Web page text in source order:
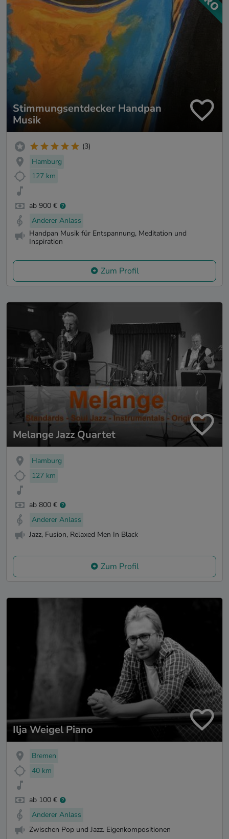
Stimmungsentdecker Handpan
Musik
(3)
Hamburg
127 km
ab 900 €
Anderer Anlass
Handpan Musik für Entspannung, Meditation und
Inspiration
Zum Profil
Melange Jazz Quartet
Hamburg
127 km
ab 800 €
Anderer Anlass
Jazz, Fusion, Relaxed Men In Black
Zum Profil
Ilja Weigel Piano
Bremen
40 km
ab 100 €
Anderer Anlass
Zwischen Pop und Jazz. Eigenkompositionen